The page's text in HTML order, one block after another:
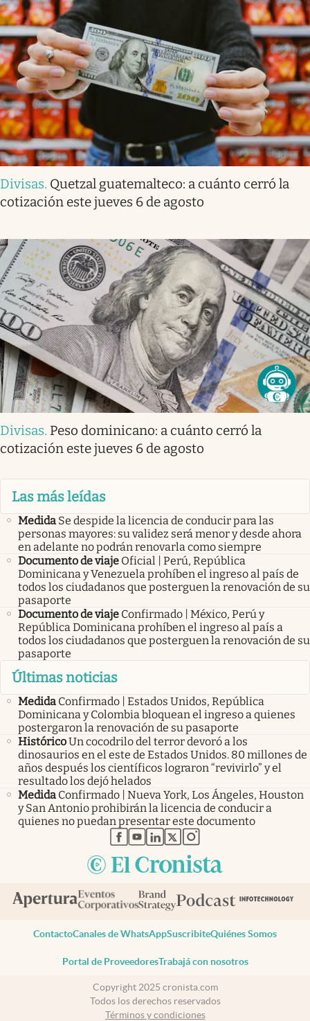
Divisas. Quetzal guatemalteco: a cuánto cerró la
cotización este jueves 6 de agosto
Divisas. Peso dominicano: a cuánto cerró la
cotización este jueves 6 de agosto
Las más leídas
Medida Se despide la licencia de conducir para las
personas mayores: su validez será menor y desde ahora
en adelante no podrán renovarla como siempre
Documento de viaje Oficial | Perú, República
Dominicana y Venezuela prohíben el ingreso al país de
todos los ciudadanos que posterguen la renovación de su
pasaporte
Documento de viaje Confirmado | México, Perú y
República Dominicana prohíben el ingreso al país a
todos los ciudadanos que posterguen la renovación de su
pasaporte
Últimas noticias
Medida Confirmado | Estados Unidos, República
Dominicana y Colombia bloquean el ingreso a quienes
postergaron la renovación de su pasaporte
HistóricoUn cocodrilo del terror devoró a los
dinosaurios en el este de Estados Unidos. 80 millones de
años después los científicos lograron “revivirlo” y el
resultado los dejó helados
Medida Confirmado | Nueva York, Los Ángeles, Houston
y San Antonio prohibirán la licencia de conducir a
quienes no puedan presentar este documento
abre en nueva pestaña
abre en nueva pestaña
abre en nueva pestaña
abre en nueva pestaña
abre en nueva pestaña
ContactoCanales de WhatsAppSuscribiteQuiénes Somos
Portal de ProveedoresTrabajá con nosotros
Copyright 2025 cronista.com
Todos los derechos reservados
Términos y condiciones